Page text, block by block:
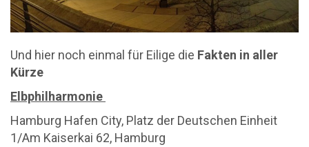
Und hier noch einmal für Eilige die Fakten in aller
Kürze
Elbphilharmonie
Hamburg Hafen City, Platz der Deutschen Einheit
1/Am Kaiserkai 62, Hamburg